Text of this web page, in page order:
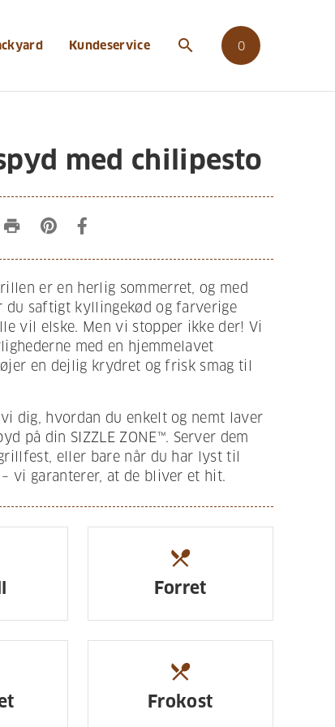
Kundeservice search 0
med chilipesto
print
er en herlig sommerret, og med
du saftigt kyllingekød og farverige
vil elske. Men vi stopper ikke der! Vi
med en hjemmelavet
en dejlig krydret og frisk smag til
dig, hvordan du enkelt og nemt laver
på din SIZZLE ZONE™. Server dem
eller bare når du har lyst til
vi garanterer, at de bliver et hit.
restaurant_menu
Forret
restaurant_menu
Frokost